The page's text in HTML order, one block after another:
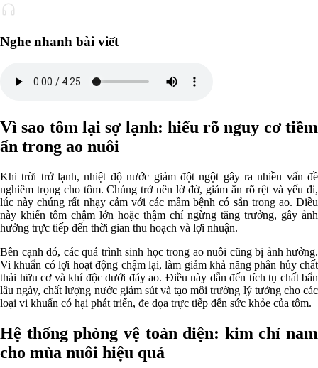
Nghe nhanh bài viết
Vì sao tôm lại sợ lạnh: hiểu rõ nguy cơ tiềm
ẩn trong ao nuôi
Khi trời trở lạnh, nhiệt độ nước giảm đột ngột gây ra nhiều vấn đề
nghiêm trọng cho tôm. Chúng trở nên lờ đờ, giảm ăn rõ rệt và yếu đi,
lúc này chúng rất nhạy cảm với các mầm bệnh có sẵn trong ao. Điều
này khiến tôm chậm lớn hoặc thậm chí ngừng tăng trưởng, gây ảnh
hưởng trực tiếp đến thời gian thu hoạch và lợi nhuận.
Bên cạnh đó, các quá trình sinh học trong ao nuôi cũng bị ảnh hưởng.
Vi khuẩn có lợi hoạt động chậm lại, làm giảm khả năng phân hủy chất
thải hữu cơ và khí độc dưới đáy ao. Điều này dẫn đến tích tụ chất bẩn
lâu ngày, chất lượng nước giảm sút và tạo môi trường lý tưởng cho các
loại vi khuẩn có hại phát triển, đe dọa trực tiếp đến sức khỏe của tôm.
Hệ thống phòng vệ toàn diện: kim chỉ nam
cho mùa nuôi hiệu quả